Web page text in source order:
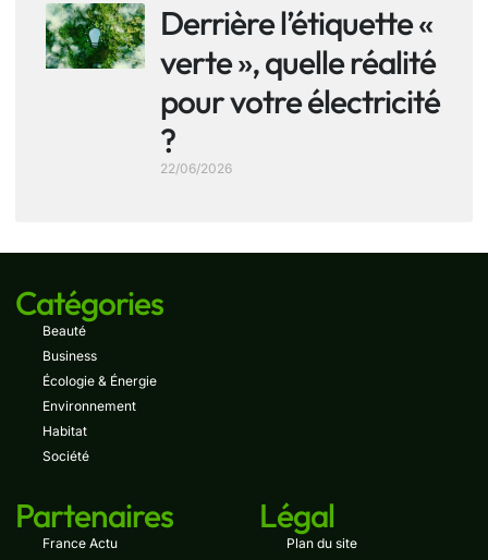
Derrière l’étiquette «
verte », quelle réalité
pour votre électricité
?
22/06/2026
Catégories
Beauté
Business
Écologie & Énergie
Environnement
Habitat
Société
Partenaires
France Actu
Légal
Plan du site